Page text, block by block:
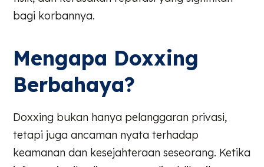
bagi korbannya.
Mengapa Doxxing
Berbahaya?
Doxxing bukan hanya pelanggaran privasi,
tetapi juga ancaman nyata terhadap
keamanan dan kesejahteraan seseorang. Ketika